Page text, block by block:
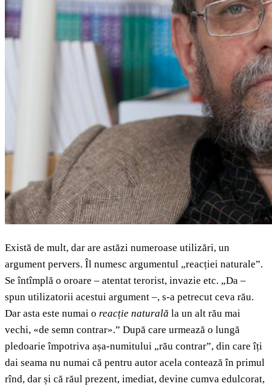
Există de mult, dar are astăzi numeroase utilizări, un
argument pervers. Îl numesc argumentul „reacției naturale”.
Se întîmplă o oroare – atentat terorist, invazie etc. „Da –
spun utilizatorii acestui argument –, s-a petrecut ceva rău.
Dar asta este numai o reacție naturală la un alt rău mai
vechi, «de semn contrar».” După care urmează o lungă
pledoarie împotriva așa-numitului „rău contrar”, din care îți
dai seama nu numai că pentru autor acela contează în primul
rînd, dar și că răul prezent, imediat, devine cumva edulcorat,